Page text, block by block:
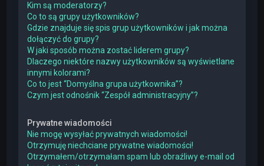
Kim są moderatorzy?
Co to są grupy użytkowników?
Gdzie znajduje się spis grup użytkowników i jak można
dołączyć do grupy?
W jaki sposób można zostać liderem grupy?
Dlaczego niektóre nazwy użytkowników są wyświetlane
innymi kolorami?
Co to jest “Domyślna grupa użytkownika”?
Czym jest odnośnik “Zespół administracyjny”?
Prywatne wiadomości
Nie mogę wysyłać prywatnych wiadomości!
Otrzymuję niechciane prywatne wiadomości!
Otrzymałem/otrzymałam spam lub obraźliwy e-mail od